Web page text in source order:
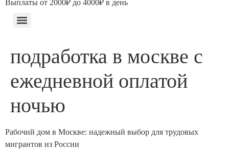
Выплаты от 2000₽ до 4000₽ в день
подработка в москве с
ежедневной оплатой
ночью
Рабочий дом в Москве: надежный выбор для трудовых
мигрантов из России